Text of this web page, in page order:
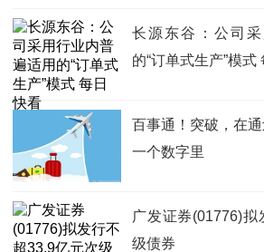
长源东谷：公司
的“订单式生产”模式
百事通！突破，在
一个数字里
广发证券(01776)
级债券